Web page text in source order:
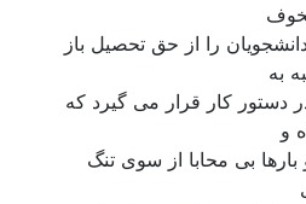
را از حق تحصیل باز
به
دستور کار قرار می گیرد که
و
بارها بی محابا از سوی تنگ